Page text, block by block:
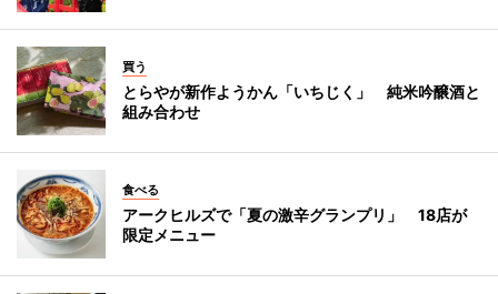
買う
とらやが新作ようかん「いちじく」 純米吟醸酒と
組み合わせ
食べる
アークヒルズで「夏の激辛グランプリ」 18店が
限定メニュー